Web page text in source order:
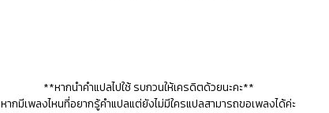
**หากนำคำแปลไปใช้ รบกวนให้เครดิตด้วยนะคะ**
หากมีเพลงไหนที่อยากรู้คำแปลแต่ยังไม่มีใครแปลสามารถขอเพลงได้ค่ะ